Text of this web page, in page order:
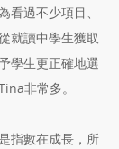
看過不少項目、
就讀中學生獲取
學生更正確地選
非常多。
指數在成長，所